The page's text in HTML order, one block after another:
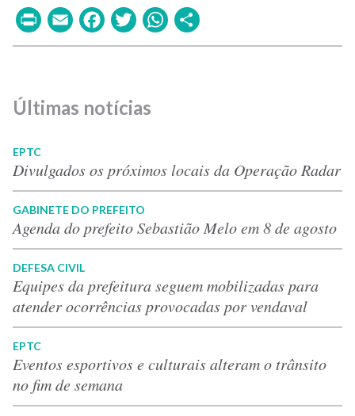
PrintEmailFacebook
TwitterWhatsApp
Últimas notícias
EPTC
Divulgados os próximos locais da Operação Radar
GABINETE DO PREFEITO
Agenda do prefeito Sebastião Melo em 8 de agosto
DEFESA CIVIL
Equipes da prefeitura seguem mobilizadas para
atender ocorrências provocadas por vendaval
EPTC
Eventos esportivos e culturais alteram o trânsito
no fim de semana